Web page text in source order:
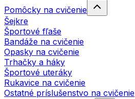
Pomôcky na cvičenie
Šejkre
Športové fľaše
Bandáže na cvičenie
Opasky na cvičenie
Trhačky a háky
Športové uteráky
Rukavice na cvičenie
Ostatné príslušenstvo na cvičenie